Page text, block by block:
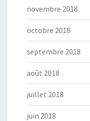
novembre 2018
octobre 2018
septembre 2018
août 2018
juillet 2018
juin 2018